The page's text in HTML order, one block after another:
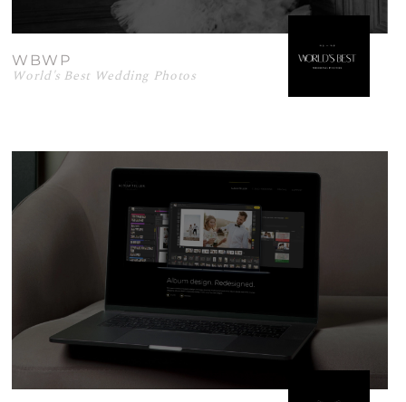
WBWP
World's Best Wedding Photos